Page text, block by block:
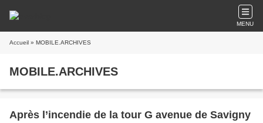
MENU
Accueil » MOBILE.ARCHIVES
MOBILE.ARCHIVES
Après l’incendie de la tour G avenue de Savigny